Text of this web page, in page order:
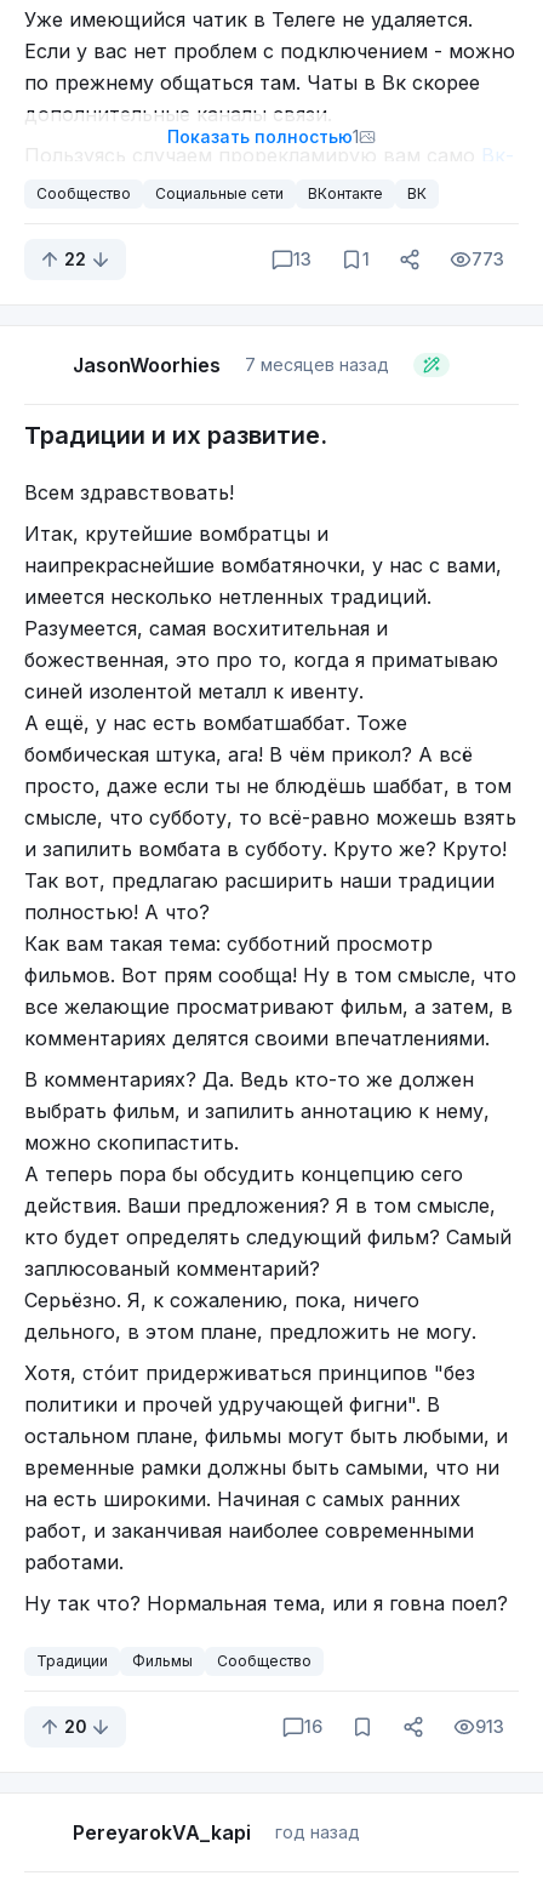
Уже имеющийся чатик в Телеге не удаляется.
Если у вас нет проблем с подключением - можно
по прежнему общаться там. Чаты в Вк скорее
дополнительные каналы связи.
Вк-
сообщество
: там мы регулярно выкладываем
что, присоединяйтесь!
Показать полностью1
Сообщество Социальные сети ВКонтакте ВК
22 13 1 773
JasonWoorhies 7 месяцев назад
Традиции и их развитие.
Всем здравствовать!
Итак, крутейшие вомбратцы и
наипрекраснейшие вомбатяночки, у нас с вами,
имеется несколько нетленных традиций.
Разумеется, самая восхитительная и
божественная, это про то, когда я приматываю
синей изолентой металл к ивенту.
А ещё, у нас есть вомбатшаббат. Тоже
бомбическая штука, ага! В чём прикол? А всё
просто, даже если ты не блюдёшь шаббат, в том
смысле, что субботу, то всё-равно можешь взять
и запилить вомбата в субботу. Круто же? Круто!
Так вот, предлагаю расширить наши традиции
полностью! А что?
Как вам такая тема: субботний просмотр
фильмов. Вот прям сообща! Ну в том смысле, что
все желающие просматривают фильм, а затем, в
комментариях делятся своими впечатлениями.
В комментариях? Да. Ведь кто-то же должен
выбрать фильм, и запилить аннотацию к нему,
можно скопипастить.
А теперь пора бы обсудить концепцию сего
действия. Ваши предложения? Я в том смысле,
кто будет определять следующий фильм? Самый
заплюсованый комментарий?
Серьёзно. Я, к сожалению, пока, ничего
дельного, в этом плане, предложить не могу.
Хотя, стóит придерживаться принципов "без
политики и прочей удручающей фигни". В
остальном плане, фильмы могут быть любыми, и
временные рамки должны быть самыми, что ни
на есть широкими. Начиная с самых ранних
работ, и заканчивая наиболее современными
работами.
Ну так что? Нормальная тема, или я говна поел?
Традиции Фильмы Сообщество
20 16 913
PereyarokVA_kapi год назад